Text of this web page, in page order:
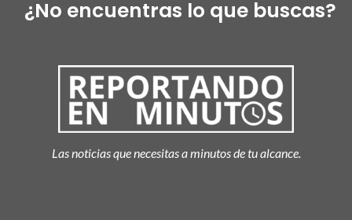
¿No encuentras lo que buscas?
Las noticias que necesitas a minutos de tu alcance.